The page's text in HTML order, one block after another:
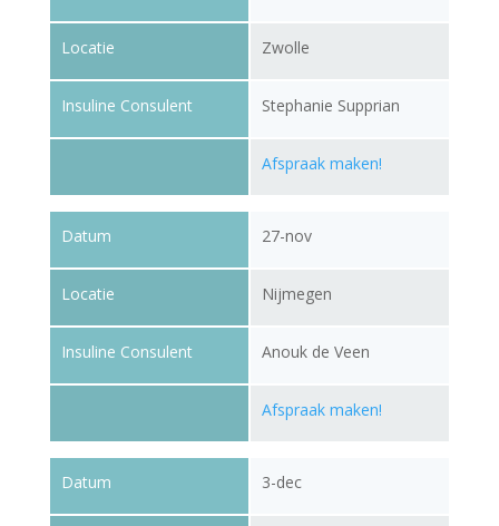
Locatie
Insuline Consulent
Zwolle
Stephanie Supprian
Afspraak maken!
Datum
Locatie
Insuline Consulent
27-nov
Nijmegen
Anouk de Veen
Afspraak maken!
Datum 3-dec